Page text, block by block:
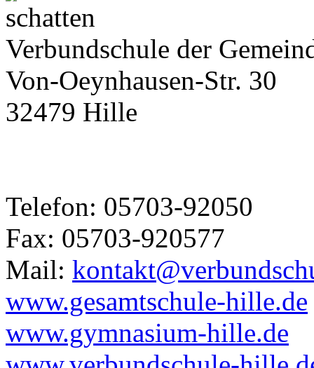
Verbundschule der
Von-Oeynhausen-Str. 30
32479 Hille
Telefon: 05703-92050
Fax: 05703-920577
Mail:
www.gesamtschule-hille.de
www.gymnasium-hille.de